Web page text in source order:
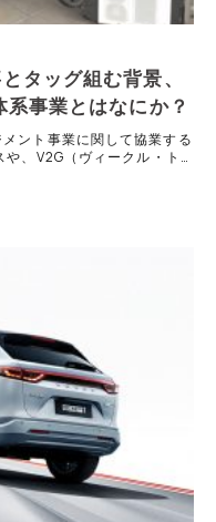
タッグ組む背景、
事業とはなにか？
ント事業に関して協業する
、V2G（ヴィークル・ト
性についてホンダ実証実験